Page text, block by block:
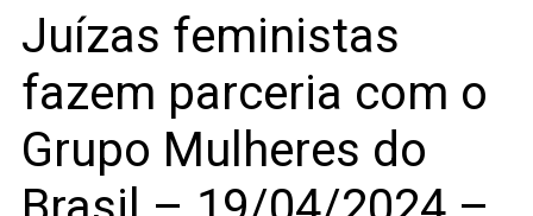
Juízas feministas
fazem parceria com o
Grupo Mulheres do